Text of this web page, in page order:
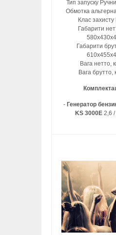
Тип запуску
Обмотка
Клас захисту
Габарити
Габарити
Вага нетто,
Вага брутто,
- Генератор
KS 3000E2,6 /